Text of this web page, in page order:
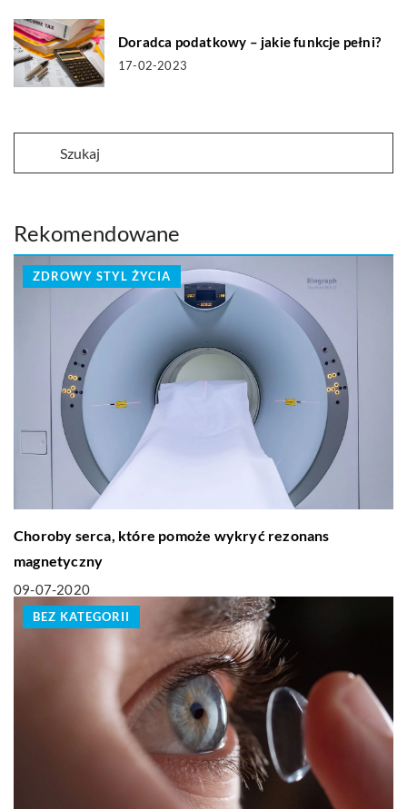
Doradca podatkowy – jakie funkcje pełni?
17-02-2023
Rekomendowane
ZDROWY STYL ŻYCIA
Choroby serca, które pomoże wykryć rezonans
magnetyczny
09-07-2020
BEZ KATEGORII